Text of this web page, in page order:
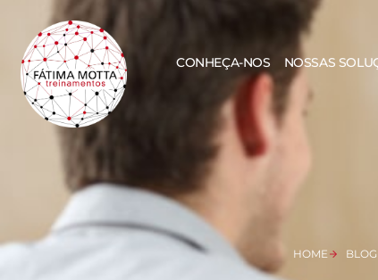
CONHEÇA-NOS NOSSAS
HOME BLOG